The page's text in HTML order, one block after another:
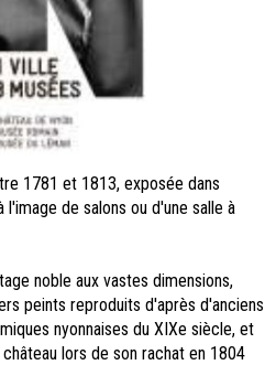
1781 et 1813, exposée dans
de salons ou d'une salle à
noble aux vastes dimensions,
peints reproduits d'après d'anciens
nyonnaises du XIXe siècle, et
lors de son rachat en 1804